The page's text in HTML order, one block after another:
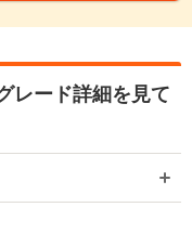
レード詳細を見て